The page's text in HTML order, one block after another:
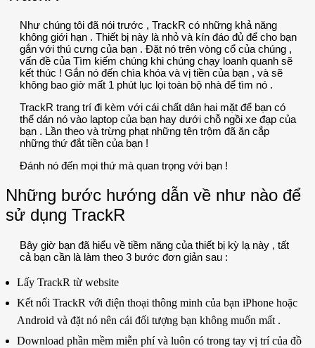
Như chúng tôi đã nói trước , TrackR có những khả năng
không giới hạn . Thiết bị này là nhỏ và kín đáo đủ để cho bạn
gắn với thú cưng của bạn . Đặt nó trên vòng cổ của chúng ,
vấn đề của Tìm kiếm chúng khi chúng chạy loanh quanh sẽ
kết thúc ! Gắn nó đến chìa khóa và vị tiền của bạn , và sẽ
không bao giờ mất 1 phút lục lọi toàn bộ nhà để tìm nó .
TrackR trang trí đi kèm với cái chất dân hai mặt để bạn có
thể dán nó vào laptop của bạn hay dưới chỗ ngồi xe đạp của
bạn . Lần theo và trừng phạt những tên trộm đã ăn cắp
những thứ đắt tiền của bạn !
Đánh nó đến mọi thứ mà quan trọng với bạn !
Những bước hướng dẫn về như nào để
sử dụng TrackR
Bây giờ bạn đã hiểu về tiềm năng của thiết bị kỳ lạ này , tất
cả bạn cần là làm theo 3 bước đơn giản sau :
Lấy TrackR từ website
Kết nối TrackR với điện thoại thông minh của bạn iPhone hoặc
Android và đặt nó nên cái đối tượng bạn không muốn mất .
Download phần mềm miễn phí và luôn có trong tay vị trí của đồ